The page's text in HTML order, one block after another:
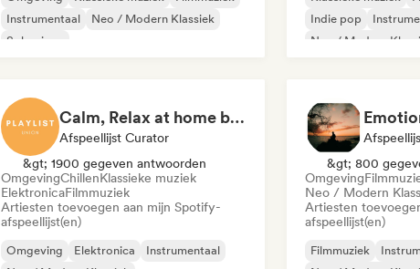
Instrumentaal
Neo / Modern Klassiek
Solo piano
Indie pop
Neo / Modern
Calm, Relax at home by Playlist Union
Afspeellijst Curator
&gt; 1900 gegeven antwoorden
OmgevingChillenKlassieke muziek
ElektronicaFilmmuziek
Artiesten toevoegen aan mijn Spotify-
afspeellijst(en)
Omgeving Elektronica
Instrumentaal
&gt; 800
Omgeving
Neo / Modern
Artiesten
afspeellijst(en)
Filmmuziek